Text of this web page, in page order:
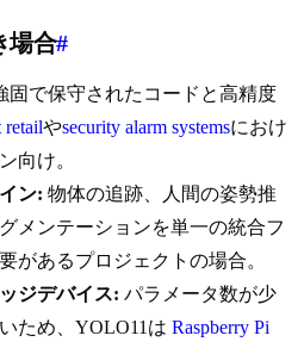
場合#
固で保守されたコードと高精度
retailやsecurity alarm systemsにおけ
向け。
ン: 物体の追跡、人間の姿勢推
メンテーションを単一の統合フ
があるプロジェクトの場合。
ジデバイス: パラメータ数が少
ため、YOLO11は Raspberry Pi